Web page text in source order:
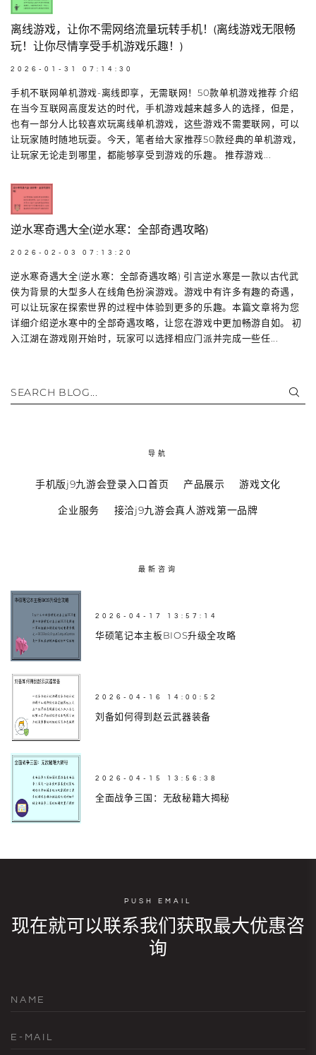
离线游戏，让你不需网络流量玩转手机！(离线游戏无限畅
玩！让你尽情享受手机游戏乐趣！)
2026-01-31 07:14:30
手机不联网单机游戏-离线即享，无需联网！50款单机游戏推荐 介绍
在当今互联网高度发达的时代，手机游戏越来越多人的选择，但是，
也有一部分人比较喜欢玩离线单机游戏，这些游戏不需要联网，可以
让玩家随时随地玩耍。今天，笔者给大家推荐50款经典的单机游戏，
让玩家无论走到哪里，都能够享受到游戏的乐趣。 推荐游戏...
逆水寒奇遇大全(逆水寒：全部奇遇攻略)
2026-02-03 07:13:20
逆水寒奇遇大全(逆水寒：全部奇遇攻略) 引言逆水寒是一款以古代武
侠为背景的大型多人在线角色扮演游戏。游戏中有许多有趣的奇遇，
可以让玩家在探索世界的过程中体验到更多的乐趣。本篇文章将为您
详细介绍逆水寒中的全部奇遇攻略，让您在游戏中更加畅游自如。 初
入江湖在游戏刚开始时，玩家可以选择相应门派并完成一些任...
SEARCH BLOG...
导航
手机版j9九游会登录入口首页 产品展示 游戏文化
企业服务 接洽j9九游会真人游戏第一品牌
最新咨询
2026-04-17 13:57:14
华硕笔记本主板BIOS升级全攻略
2026-04-16 14:00:52
刘备如何得到赵云武器装备
2026-04-15 13:56:38
全面战争三国：无敌秘籍大揭秘
PUSH EMAIL
现在就可以联系我们获取最大优惠咨
询
NAME
E-MAIL